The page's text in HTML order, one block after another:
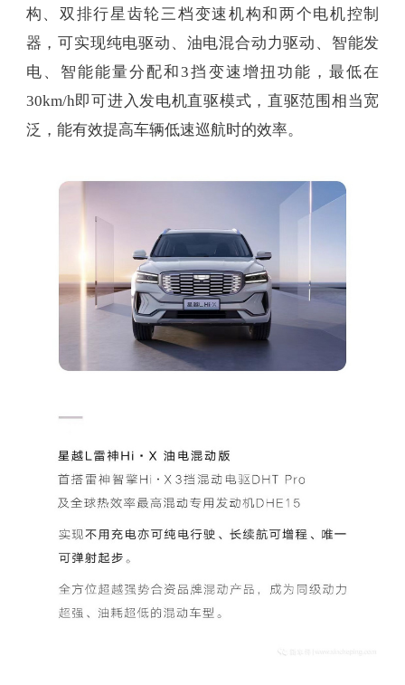
构、双排行星齿轮三档变速机构和两个电机控制
器，可实现纯电驱动、油电混合动力驱动、智能发
电、智能能量分配和3挡变速增扭功能，最低在
30km/h即可进入发电机直驱模式，直驱范围相当宽
泛，能有效提高车辆低速巡航时的效率。